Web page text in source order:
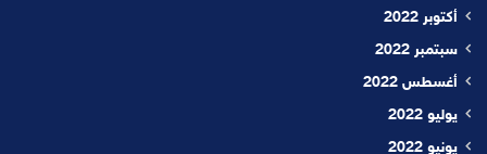
أكتوبر 2022
سبتمبر 2022
أغسطس 2022
يوليو 2022
يونيو 2022